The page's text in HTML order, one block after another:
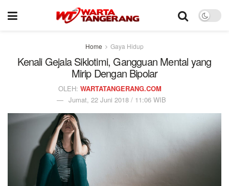
Home Gaya Hidup
Kenali Gejala Siklotimi, Gangguan Mental yang
Mirip Dengan Bipolar
OLEH: WARTATANGERANG.COM
Jumat, 22 Juni 2018 / 11:06 WIB